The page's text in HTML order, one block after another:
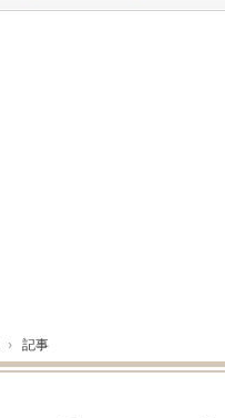
› 記事